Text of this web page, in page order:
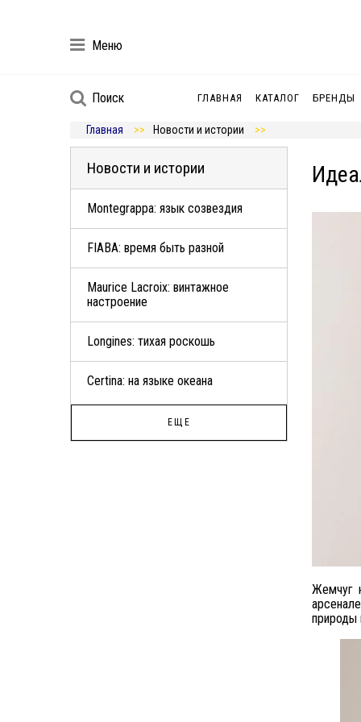
Меню
Поиск ГЛАВНАЯ КАТАЛОГ БРЕНДЫ
Главная Новости и истории
Новости и истории
Montegrappa: язык созвездия
FIABA: время быть разной
Maurice Lacroix: винтажное
настроение
Longines: тихая роскошь
Certina: на языке океана
ЕЩЕ
Жемчуг
природы